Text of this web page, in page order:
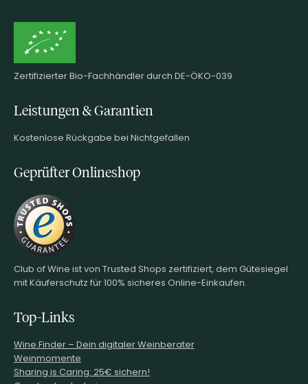
Zertifizierter Bio-Fachhändler durch DE-ÖKO-039
Leistungen & Garantien
Kostenlose Rückgabe bei Nichtgefallen
Geprüfter Onlineshop
Club of Wine ist von Trusted Shops zertifiziert, dem Gütesiegel
mit Käuferschutz für 100% sicheres Online-Einkaufen.
Top-Links
Wine.Finder – Dein digitaler Weinberater
Weinmomente
Sharing is Caring: 25€ sichern!